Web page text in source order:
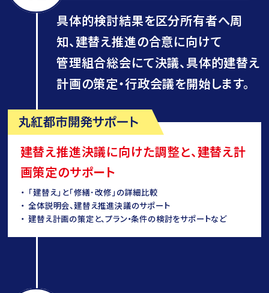
具体的検討結果を区分所有者へ周
知、建替え推進の合意に向けて
管理組合総会にて決議、具体的建替え
計画の策定・行政会議を開始します。
建替え推進決議に向けた調整と、建替え計
画策定のサポート
｢建替え｣と｢修繕･改修｣の詳細比較
全体説明会、建替え推進決議のサポート
建替え計画の策定と、プラン・条件の検討をサポートなど